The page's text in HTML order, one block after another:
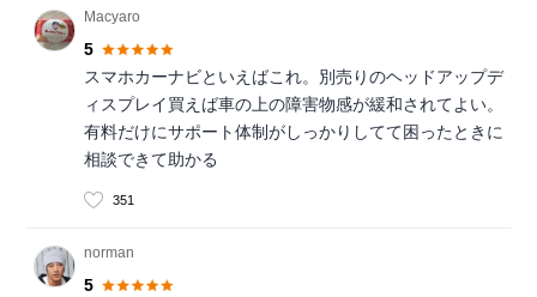
Macyaro
5
スマホカーナビといえばこれ。別売りのヘッドアップデ
ィスプレイ買えば車の上の障害物感が緩和されてよい。
有料だけにサポート体制がしっかりしてて困ったときに
相談できて助かる
351
norman
5